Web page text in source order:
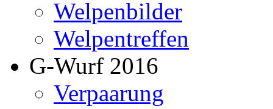
Welpenbilder
Welpentreffen
G-Wurf 2016
Verpaarung